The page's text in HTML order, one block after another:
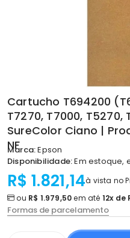
Cartucho T694200
T7270, T7000, T5270,
SureColor Ciano |
NF
Marca:Epson
Disponibilidade:Em estoque,
R$ 1.821,14à vista no
ou R$ 1.979,50em até 12x de
Formas de parcelamento